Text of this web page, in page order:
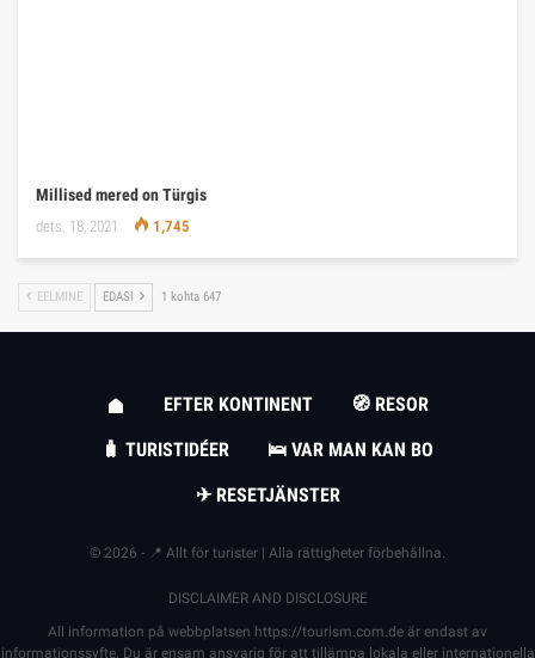
Millised mered on Türgis
dets. 18, 2021 1,745
EELMINE EDASI 1 kohta 647
EFTER KONTINENT
🧭 RESOR
🧳 TURISTIDÉER
🛌 VAR MAN KAN BO
✈ RESETJÄNSTER
© 2026 - 📍 Allt för turister | Alla rättigheter förbehållna.
DISCLAIMER AND DISCLOSURE
All information på webbplatsen https://tourism.com.de är endast av
informationssyfte. Du är ensam ansvarig för att tillämpa lokala eller internationella